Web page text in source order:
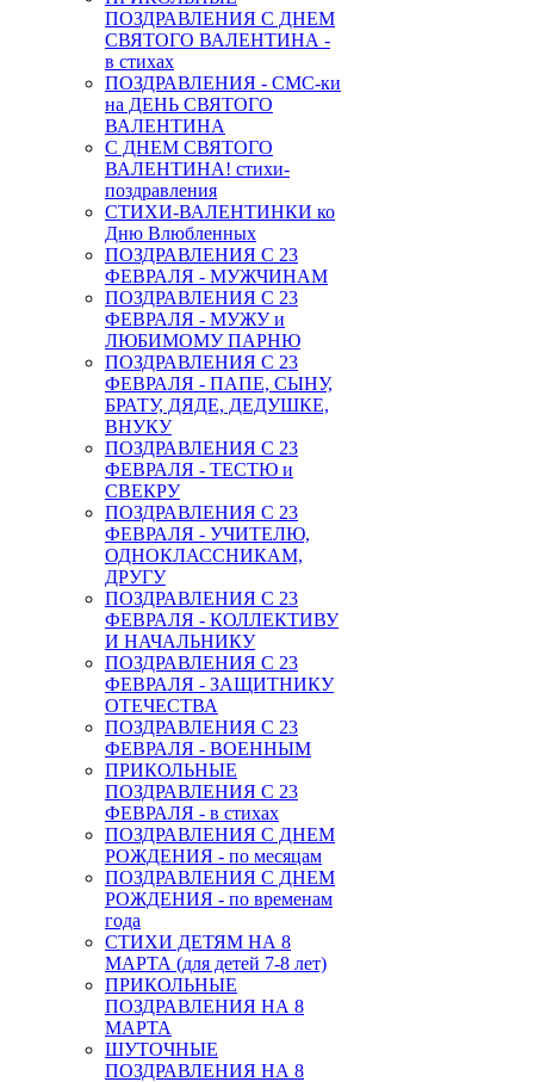
ПОЗДРАВЛЕНИЯ С ДНЕМ
СВЯТОГО ВАЛЕНТИНА -
в стихах
ПОЗДРАВЛЕНИЯ - СМС-ки
на ДЕНЬ СВЯТОГО
ВАЛЕНТИНА
С ДНЕМ СВЯТОГО
ВАЛЕНТИНА! стихи-
поздравления
СТИХИ-ВАЛЕНТИНКИ ко
Дню Влюбленных
ПОЗДРАВЛЕНИЯ С 23
ФЕВРАЛЯ - МУЖЧИНАМ
ПОЗДРАВЛЕНИЯ С 23
ФЕВРАЛЯ - МУЖУ и
ЛЮБИМОМУ ПАРНЮ
ПОЗДРАВЛЕНИЯ С 23
ФЕВРАЛЯ - ПАПЕ, СЫНУ,
БРАТУ, ДЯДЕ, ДЕДУШКЕ,
ВНУКУ
ПОЗДРАВЛЕНИЯ С 23
ФЕВРАЛЯ - ТЕСТЮ и
СВЕКРУ
ПОЗДРАВЛЕНИЯ С 23
ФЕВРАЛЯ - УЧИТЕЛЮ,
ОДНОКЛАССНИКАМ,
ДРУГУ
ПОЗДРАВЛЕНИЯ С 23
ФЕВРАЛЯ - КОЛЛЕКТИВУ
И НАЧАЛЬНИКУ
ПОЗДРАВЛЕНИЯ С 23
ФЕВРАЛЯ - ЗАЩИТНИКУ
ОТЕЧЕСТВА
ПОЗДРАВЛЕНИЯ С 23
ФЕВРАЛЯ - ВОЕННЫМ
ПРИКОЛЬНЫЕ
ПОЗДРАВЛЕНИЯ С 23
ФЕВРАЛЯ - в стихах
ПОЗДРАВЛЕНИЯ С ДНЕМ
РОЖДЕНИЯ - по месяцам
ПОЗДРАВЛЕНИЯ С ДНЕМ
РОЖДЕНИЯ - по временам
года
СТИХИ ДЕТЯМ НА 8
МАРТА (для детей 7-8 лет)
ПРИКОЛЬНЫЕ
ПОЗДРАВЛЕНИЯ НА 8
МАРТА
ШУТОЧНЫЕ
ПОЗДРАВЛЕНИЯ НА 8